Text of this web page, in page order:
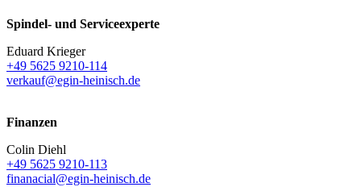
Spindel- und Serviceexperte
Eduard Krieger
+49 5625 9210-114
verkauf@egin-heinisch.de
Finanzen
Colin Diehl
+49 5625 9210-113
finanacial@egin-heinisch.de